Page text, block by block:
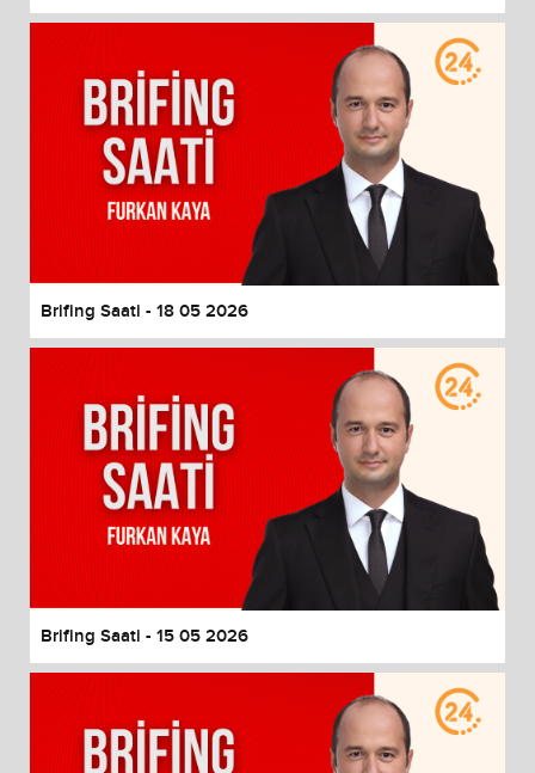
Brifing Saati - 18 05 2026
Brifing Saati - 15 05 2026